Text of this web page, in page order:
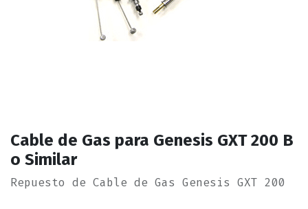
Cable de Gas para Genesis GXT 200 B
o Similar
Repuesto de Cable de Gas Genesis GXT 200